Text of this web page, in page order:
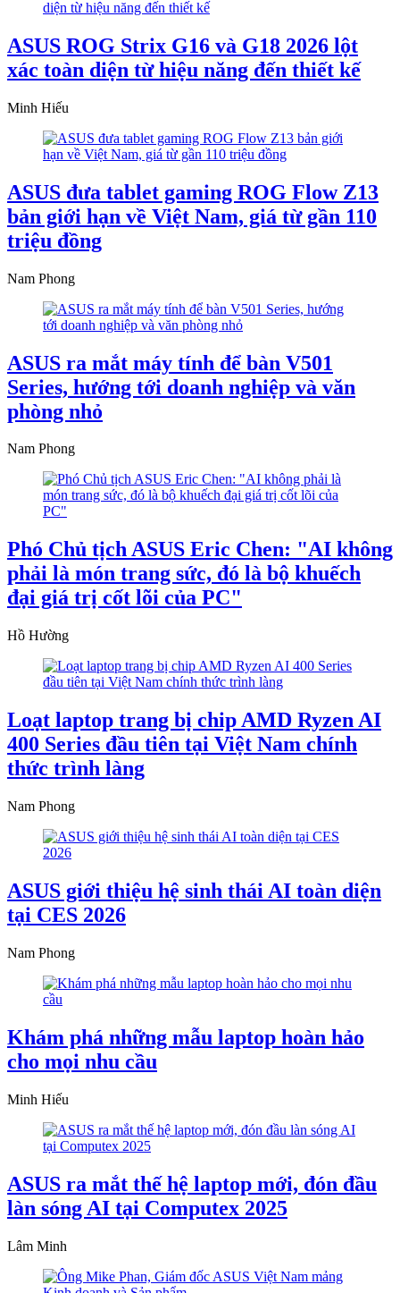
ASUS ROG Strix G16 và G18 2026 lột
xác toàn diện từ hiệu năng đến thiết kế
Minh Hiếu
ASUS đưa tablet gaming ROG Flow Z13
bản giới hạn về Việt Nam, giá từ gần 110
triệu đồng
Nam Phong
ASUS ra mắt máy tính để bàn V501
Series, hướng tới doanh nghiệp và văn
phòng nhỏ
Nam Phong
Phó Chủ tịch ASUS Eric Chen: "AI không
phải là món trang sức, đó là bộ khuếch
đại giá trị cốt lõi của PC"
Hồ Hường
Loạt laptop trang bị chip AMD Ryzen AI
400 Series đầu tiên tại Việt Nam chính
thức trình làng
Nam Phong
ASUS giới thiệu hệ sinh thái AI toàn diện
tại CES 2026
Nam Phong
Khám phá những mẫu laptop hoàn hảo
cho mọi nhu cầu
Minh Hiếu
ASUS ra mắt thế hệ laptop mới, đón đầu
làn sóng AI tại Computex 2025
Lâm Minh